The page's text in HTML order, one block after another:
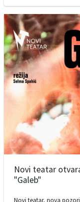
Novi teatar
"Galeb"
Novi teatar, nova